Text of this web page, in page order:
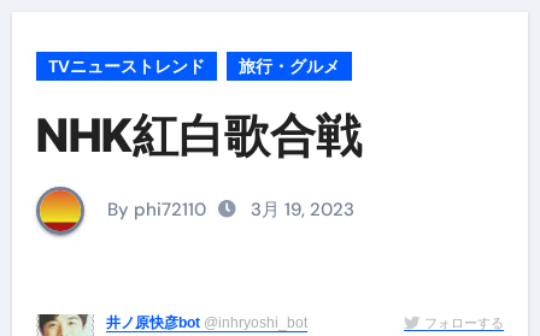
TVニューストレンド 旅行・グルメ
NHK紅白歌合戦
By phi72110 3月 19, 2023
井ノ原快彦bot @inhryoshi_bot フォローする